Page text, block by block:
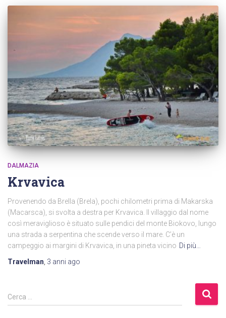
DALMAZIA
Krvavica
Provenendo da Brella (Brela), pochi chilometri prima di Makarska
(Macarsca), si svolta a destra per Krvavica. Il villaggio dal nome
così meraviglioso è situato sulle pendici del monte Biokovo, lungo
una strada a serpentina che scende verso il mare. C’è un
campeggio ai margini di Krvavica, in una pineta vicino Di più…
Travelman 3 anni ago
R
i
Cerca …